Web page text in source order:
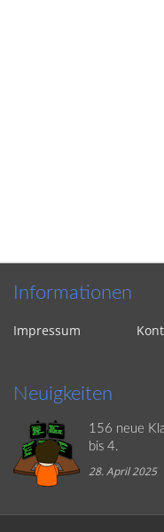
Informationen
Impressum
Neuigkeiten
156 neue
bis 4.
28. April 2025